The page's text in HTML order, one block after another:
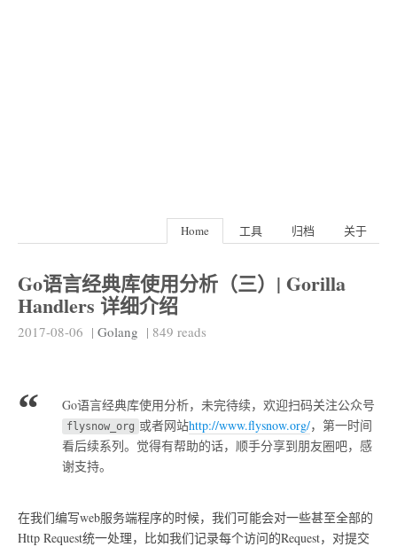
Home 工具 归档 关于
Go语言经典库使用分析（三）| Gorilla
Handlers 详细介绍
2017-08-06 | Golang | 849 reads
Go语言经典库使用分析，未完待续，欢迎扫码关注公众号
flysnow_org 或者网站http://www.flysnow.org/，第一时间
看后续系列。觉得有帮助的话，顺手分享到朋友圈吧，感
谢支持。
在我们编写web服务端程序的时候，我们可能会对一些甚至全部的
Http Request统一处理，比如我们记录每个访问的Request，对提交